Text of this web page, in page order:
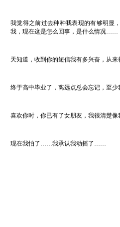
我觉得之前过去种种我表现的有够明显
我，现在这是怎么回事，是什么情况……
天知道，收到你的短信我有多兴奋，从
终于高中毕业了，离远点总会忘记，至
喜欢你时，你已有了女朋友，我很清楚
现在我怕了……我承认我动摇了……